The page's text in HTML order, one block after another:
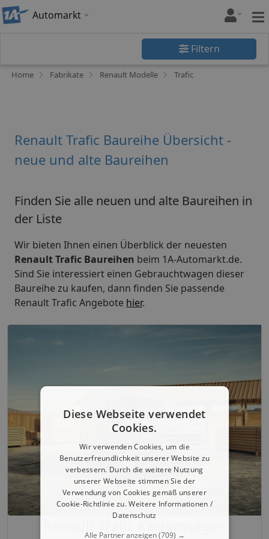
Automarkt
Filtern
Home Fabrikate Renault Modelle Trafic
Renault Trafic Baureihe Übersicht -
neue und alte Baureihen
Finden Sie alle neuen und alte Baureihen in
der Liste
Wir bieten Ihnen einen Überblick der neuesten
Renault Trafic Baureihen beim 1A-Automarkt.de.
Sind Sie interessiert einen Gebrauchtwagen dieser
Baureihe zu kaufen, dann finden Sie passende
Renault Trafic Angebote hier.
Diese Webseite verwendet
Cookies.
Wir verwenden Cookies, um die
Benutzerfreundlichkeit unserer Website zu
verbessern. Durch die weitere Nutzung
unserer Webseite stimmen Sie der
Verwendung von Cookies gemäß unserer
Cookie-Richtlinie zu.Weitere Informationen /
Datenschutz
Alle Partner anzeigen(709) →